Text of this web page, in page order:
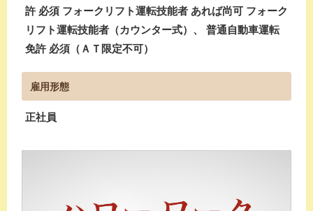
許 必須 フォークリフト運転技能者 あれば尚可 フォーク
リフト運転技能者（カウンター式）、 普通自動車運転
免許 必須（ＡＴ限定不可）
雇用形態
正社員